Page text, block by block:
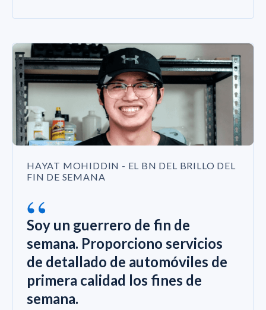
HAYAT MOHIDDIN - EL BN DEL BRILLO DEL
FIN DE SEMANA
“
Soy un guerrero de fin de
semana. Proporciono servicios
de detallado de automóviles de
primera calidad los fines de
semana.